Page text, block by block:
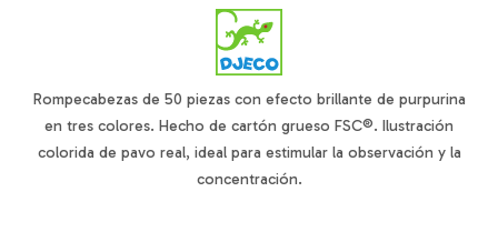
Rompecabezas de 50 piezas con efecto brillante de purpurina
en tres colores. Hecho de cartón grueso FSC®. Ilustración
colorida de pavo real, ideal para estimular la observación y la
concentración.